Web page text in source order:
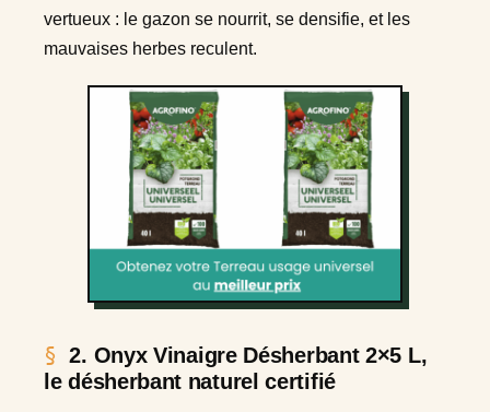
vertueux : le gazon se nourrit, se densifie, et les
mauvaises herbes reculent.
2. Onyx Vinaigre Désherbant 2×5 L,
le désherbant naturel certifié